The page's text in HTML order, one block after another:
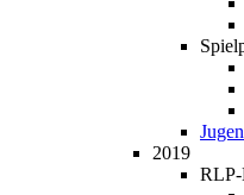
2019
RLP-